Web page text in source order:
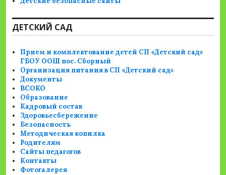
ДЕТСКИЙ САД
Прием и комплектование детей СП «Детский сад»
ГБОУ ООШ пос. Сборный
Организация питания в СП «Детский сад»
Документы
ВСОКО
Образование
Кадровый состав
Здоровьесбережение
Безопасность
Методическая копилка
Родителям
Сайты педагогов
Контакты
Фотогалерея